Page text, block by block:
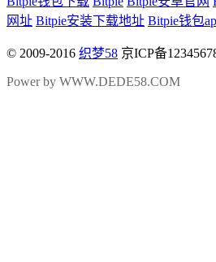
网址 Bitpie安装下载地址 Bitpie钱包
© 2009-2016 织梦58 京ICP备
Power by WWW.DEDE58.COM